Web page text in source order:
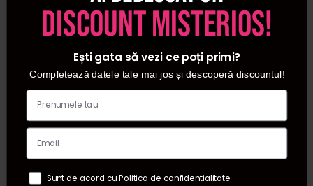
confortul casei tale. Din aceasta categorie puteti
achizitiona tratamente corporale de la cei mai renumiti
producatori. Cele mai bune preturi la produsele pentru
tratamentele corporale le gasesti doar la Procosmetic.
discount misterios!
Ești gata să vezi ce poți primi?
Completează datele tale mai jos și descoperă discountul!
Sunt de acord cu Politica de confidentialitate